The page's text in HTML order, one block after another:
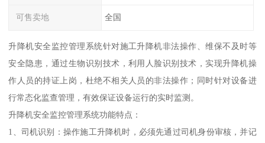
可售卖地 全国
升降机安全监控管理系统针对施工升降机非法操作、维保不及时等
安全隐患，通过生物识别技术，利用人脸识别技术，实现升降机操
作人员的持证上岗，杜绝不相关人员的非法操作；同时针对设备进
行常态化监查管理，有效保证设备运行的实时监测。
升降机安全监控管理系统功能特点：
1、司机识别：操作施工升降机时，必须先通过司机身份审核，并记